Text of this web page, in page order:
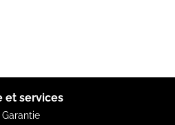
et services
Garantie